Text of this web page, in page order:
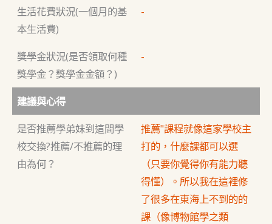
生活花費狀況(一個月的基
本生活費)
-
獎學金狀況(是否領取何種
獎學金？獎學金金額？)
-
建議與心得
是否推薦學弟妹到這間學
校交換?推薦/不推薦的理
由為何？
推薦"課程就像這家學校主
打的，什麼課都可以選
（只要你覺得你有能力聽
得懂）。所以我在這裡修
了很多在東海上不到的的
課（像博物館學之類